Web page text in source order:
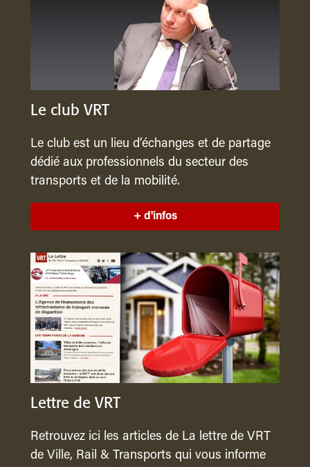
Le club VRT
Le club est un lieu d’échanges et de partage
dédié aux professionnels du secteur des
transports et de la mobilité.
+ d'infos
Lettre de VRT
Retrouvez ici les articles de La lettre de VRT
de Ville, Rail & Transports qui vous informe